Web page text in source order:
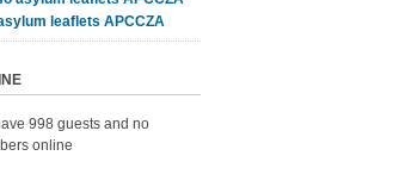
leaflets APCCZA
998 guests and no
online